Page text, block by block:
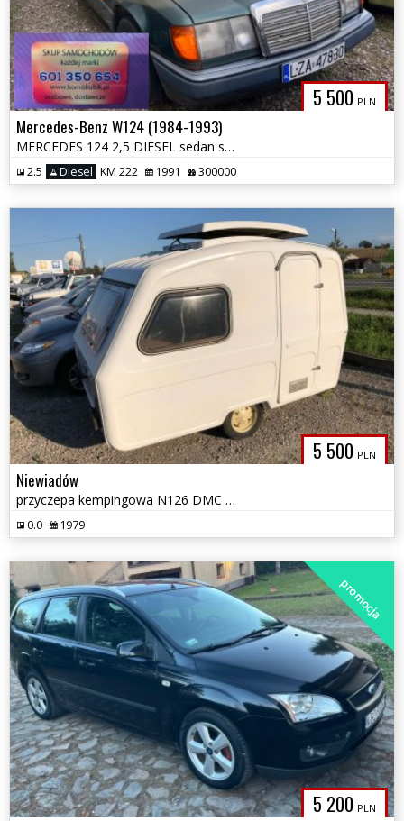
5 500 PLN
Mercedes-Benz W124 (1984-1993)
MERCEDES 124 2,5 DIESEL sedan silnik bardzo dobry
2.5 Diesel KM 222 1991 300000
5 500 PLN
Niewiadów
przyczepa kempingowa N126 DMC 400KG 1979r
0.0 1979
5 200 PLN
promocja